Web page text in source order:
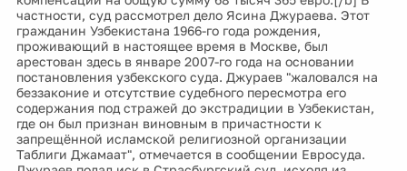
частности, суд рассмотрел дело Ясина Джураева. Этот
гражданин Узбекистана 1966-го года рождения,
проживающий в настоящее время в Москве, был
арестован здесь в январе 2007-го года на основании
постановления узбекского суда. Джураев "жаловался на
беззаконие и отсутствие судебного пересмотра его
содержания под стражей до экстрадиции в Узбекистан,
где он был признан виновным в причастности к
запрещённой исламской религиозной организации
Таблиги Джамаат", отмечается в сообщении Евросуда.